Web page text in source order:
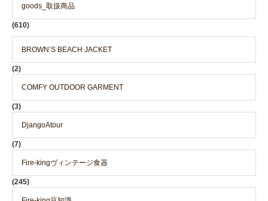
goods_取扱商品
(610)
BROWN’S BEACH JACKET
(2)
COMFY OUTDOOR GARMENT
(3)
DjangoAtour
(7)
Fire-kingヴィンテージ食器
(245)